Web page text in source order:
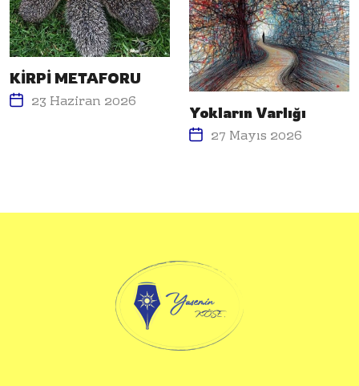
KİRPİ METAFORU
23 Haziran 2026 Yokların Varlığı
27 Mayıs 2026